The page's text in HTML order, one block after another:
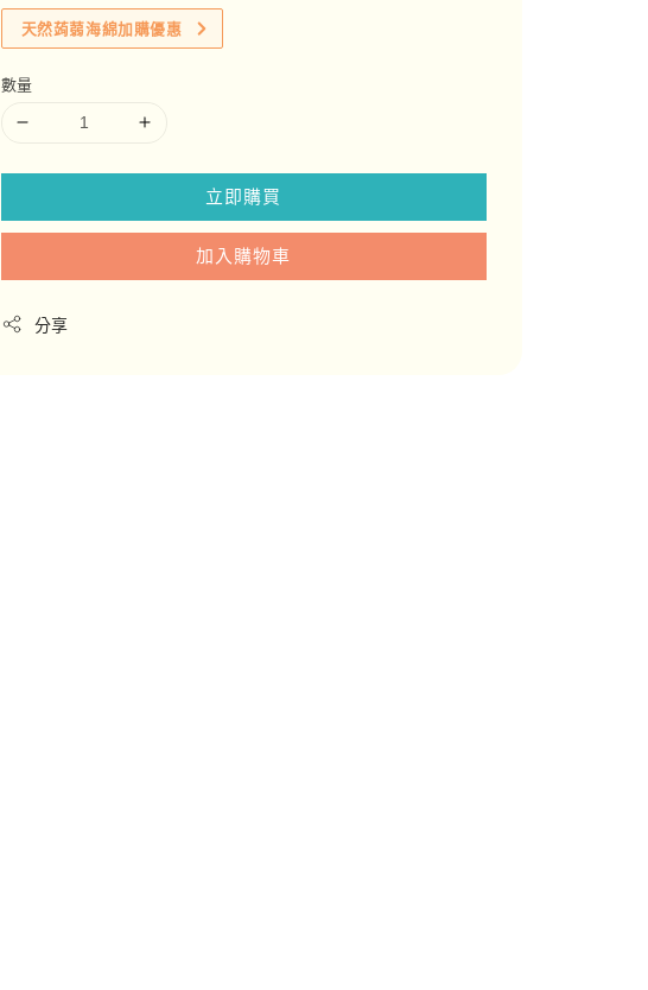
天然蒟蒻海綿加購優惠
數量
立即購買
加入購物車
分享